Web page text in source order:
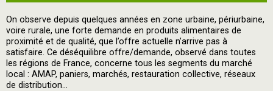
On observe depuis quelques années en zone urbaine, périurbaine,
voire rurale, une forte demande en produits alimentaires de
proximité et de qualité, que l’offre actuelle n’arrive pas à
satisfaire. Ce déséquilibre offre/demande, observé dans toutes
les régions de France, concerne tous les segments du marché
local : AMAP, paniers, marchés, restauration collective, réseaux
de distribution...